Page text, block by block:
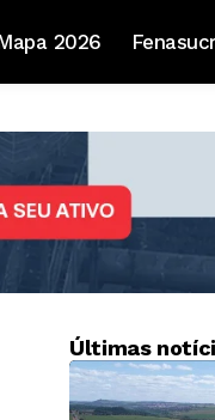
2026
Últimas